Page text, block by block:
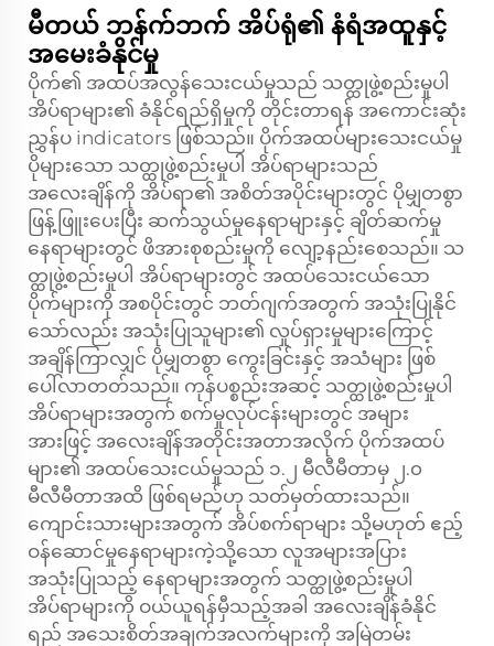
မီတယ် ဘန်က်ဘက် အိပ်ရုံ၏ နံရံအထူနှင့်
အမေးခံနိုင်မှု
ပိုက်၏ အထပ်အလွန်သေးငယ်မှုသည် သတ္ထုဖွဲ့စည်းမှုပါ
အိပ်ရာများ၏ ခံနိုင်ရည်ရှိမှုကို တိုင်းတာရန် အကောင်းဆုံး
ညွှန်ပ indicators ဖြစ်သည်။ ပိုက်အထပ်များသေးငယ်မှု
ပိုများသော သတ္ထုဖွဲ့စည်းမှုပါ အိပ်ရာများသည်
အလေးချိန်ကို အိပ်ရာ၏ အစိတ်အပိုင်းများတွင် ပိုမျှတစွာ
ဖြန့်ဖြူးပေးပြီး ဆက်သွယ်မှုနေရာများနှင့် ချိတ်ဆက်မှု
နေရာများတွင် ဖိအားစုစည်းမှုကို လျော့နည်းစေသည်။ သ
တ္ထုဖွဲ့စည်းမှုပါ အိပ်ရာများတွင် အထပ်သေးငယ်သော
ပိုက်များကို အစပိုင်းတွင် ဘတ်ဂျက်အတွက် အသုံးပြုနိုင်
သော်လည်း အသုံးပြုသူများ၏ လှုပ်ရှားမှုများကြောင့်
အချိန်ကြာလျှင် ပိုမျှတစွာ ကွေးခြင်းနှင့် အသံများ ဖြစ်
ပေါ်လာတတ်သည်။ ကုန်ပစ္စည်းအဆင့် သတ္ထုဖွဲ့စည်းမှုပါ
အိပ်ရာများအတွက် စက်မှုလုပ်ငန်းများတွင် အများ
အားဖြင့် အလေးချိန်အတိုင်းအတာအလိုက် ပိုက်အထပ်
များ၏ အထပ်သေးငယ်မှုသည် ၁.၂ မီလီမီတာမှ ၂.၀
မီလီမီတာအထိ ဖြစ်ရမည်ဟု သတ်မှတ်ထားသည်။
ကျောင်းသားများအတွက် အိပ်စက်ရာများ သို့မဟုတ် ဧည့်
ဝန်ဆောင်မှုနေရာများကဲ့သို့သော လူအများအပြား
အသုံးပြုသည့် နေရာများအတွက် သတ္ထုဖွဲ့စည်းမှုပါ
အိပ်ရာများကို ဝယ်ယူရန်မှီသည့်အခါ အလေးချိန်ခံနိုင်
ရည် အသေးစိတ်အချက်အလက်များကို အမြဲတမ်း